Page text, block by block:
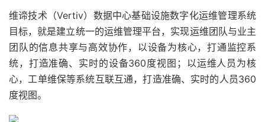
维谛技术（Vertiv）数据中心基础设施数字化运维管理系统
目标，就是建立统一的运维管理平台，实现运维团队与业主
团队的信息共享与高效协作，以设备为核心，打通监控系
统，打造准确、实时的设备360度视图；以运维人员为核
心，工单维保等系统互联互通，打造准确、实时的人员360
度视图。